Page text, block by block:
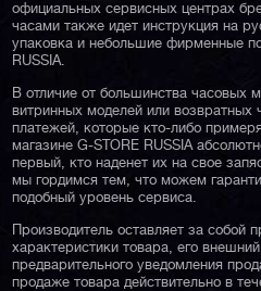
официальных сервисных центрах
часами также идет инструкция на
упаковка и небольшие фирменные
RUSSIA.
В отличие от большинства часовых
витринных моделей или возвратных
платежей, которые кто-либо
магазине G-STORE RUSSIA
первый, кто наденет их на свое
мы гордимся тем, что можем
подобный уровень сервиса.
Производитель оставляет за собой
характеристики товара, его
предварительного уведомления
продаже товара действительно в